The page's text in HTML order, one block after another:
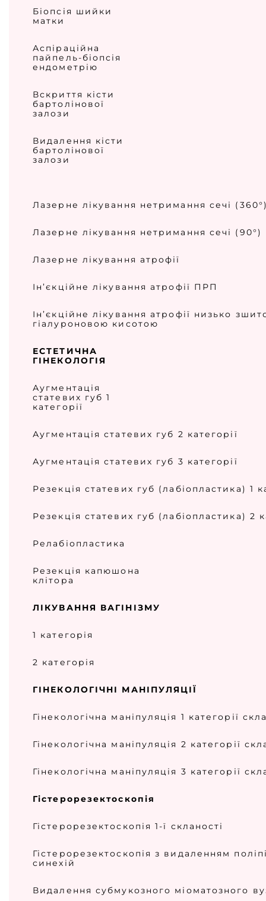
Біопсія шийки
матки
Аспіраційна
пайпель-біопсія
ендометрію
Вскриття кісти
бартолінової
залози
Видалення кісти
бартолінової
залози
Лазерне лікування нетримання сечі
Лазерне лікування нетримання сечі (90°)
Лазерне лікування атрофії
Ін’єкційне лікування атрофії ПРП
Ін’єкційне лікування атрофії низько
гіалуроновою кисотою
ЕСТЕТИЧНА
ГІНЕКОЛОГІЯ
Аугментація
статевих губ 1
категорії
Аугментація статевих губ 2 категорії
Аугментація статевих губ 3 категорії
Резекція статевих губ (лабіопластика) 1
Резекція статевих губ (лабіопластика) 2
Релабіопластика
Резекція капюшона
клітора
ЛІКУВАННЯ ВАГІНІЗМУ
1 категорія
2 категорія
ГІНЕКОЛОГІЧНІ МАНІПУЛЯЦІЇ
Гінекологічна маніпуляція 1 категорії
Гінекологічна маніпуляція 2 категорії
Гінекологічна маніпуляція 3 категорії
Гістерорезектоскопія
Гістерорезектоскопія 1-ї скланості
Гістерорезектоскопія з видаленням
синехій
Видалення субмукозного міоматозного